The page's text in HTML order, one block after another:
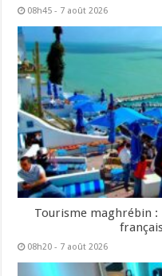
08h45 - 7 août 2026
Tourisme maghrébin :
08h20 - 7 août 2026